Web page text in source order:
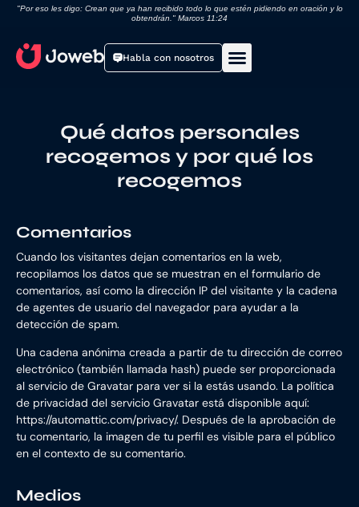
"Por eso les digo: Crean que ya han recibido todo lo que estén pidiendo en oración y lo
obtendrán." Marcos 11:24
Habla con nosotros
Qué datos personales
recogemos y por qué los
recogemos
Comentarios
Cuando los visitantes dejan comentarios en la web,
recopilamos los datos que se muestran en el formulario de
comentarios, así como la dirección IP del visitante y la cadena
de agentes de usuario del navegador para ayudar a la
detección de spam.
Una cadena anónima creada a partir de tu dirección de correo
electrónico (también llamada hash) puede ser proporcionada
al servicio de Gravatar para ver si la estás usando. La política
de privacidad del servicio Gravatar está disponible aquí:
https://automattic.com/privacy/. Después de la aprobación de
tu comentario, la imagen de tu perfil es visible para el público
en el contexto de su comentario.
Medios